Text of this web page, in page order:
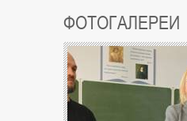
ФОТОГАЛЕРЕИ